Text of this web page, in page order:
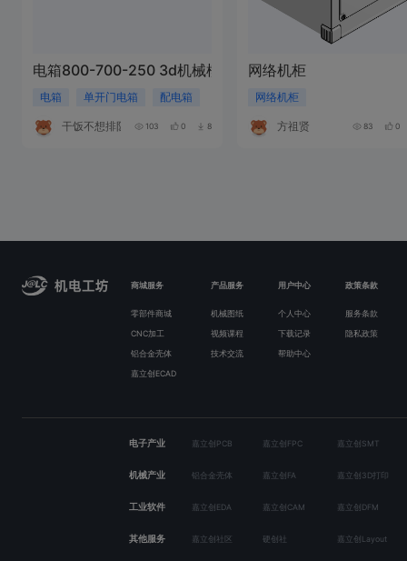
电箱800-700-250 3d机械模型
电箱 单开门电箱 配电箱
干饭不想排队 103 0 8
网络机柜
网络机柜
方祖贤 83 0
商城服务 产品服务 用户中心 政策条款
零部件商城 机械图纸 个人中心 服务条款
CNC加工 视频课程 下载记录 隐私政策
铝合金壳体 技术交流 帮助中心
嘉立创ECAD
电子产业 嘉立创PCB 嘉立创FPC 嘉立创SMT
机械产业 铝合金壳体 嘉立创FA 嘉立创3D打印
工业软件 嘉立创EDA 嘉立创CAM 嘉立创DFM
其他服务 嘉立创社区 硬创社 嘉立创Layout